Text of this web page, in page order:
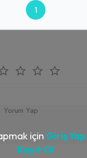
1
için Giriş Yap
Kayıt Ol